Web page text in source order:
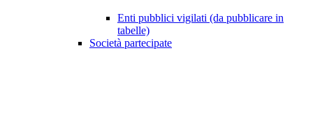
Enti pubblici vigilati (da pubblicare in
tabelle)
Società partecipate